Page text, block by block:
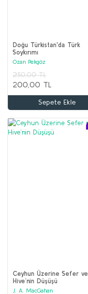
Doğu Türkistan'da Türk
Soykırımı
Ozan Pekgöz
250,00 TL
200,00 TL
Sepete Ekle
Ceyhun Üzerine Sefer ve
Hive’nin Düşüşü
J. A. MacGahan